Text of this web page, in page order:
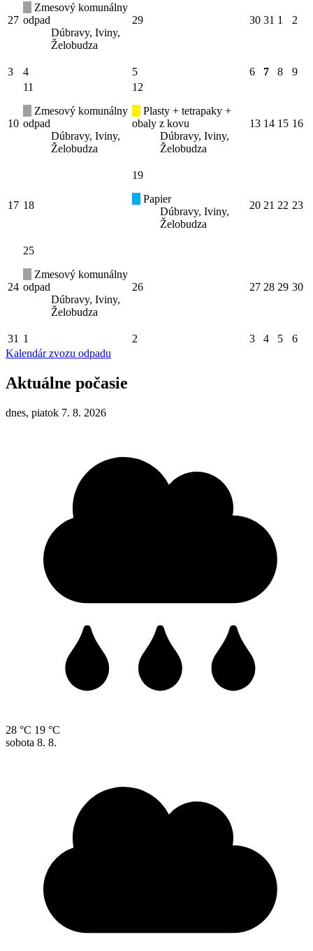
27
Zmesový komunálny
odpad
Dúbravy, Iviny,
Želobudza
29 30 31 1 2
3 4 5 6 7 8 9
10
11
Zmesový komunálny
odpad
Dúbravy, Iviny,
Želobudza
12
Plasty + tetrapaky +
obaly z kovu
Dúbravy, Iviny,
Želobudza
13 14 15 16
17 18
19
Papier
Dúbravy, Iviny,
Želobudza
20 21 22 23
24
25
Zmesový komunálny
odpad
Dúbravy, Iviny,
Želobudza
26 27 28 29 30
31 1 2 3 4 5
6
Kalendár zvozu odpadu
Aktuálne počasie
dnes, piatok 7. 8. 2026
28 °C 19 °C
sobota 8. 8.